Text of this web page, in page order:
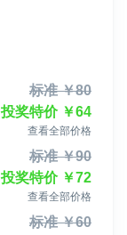
标准￥80
投奖特价￥64
查看全部价格
标准￥90
投奖特价￥72
查看全部价格
标准￥60